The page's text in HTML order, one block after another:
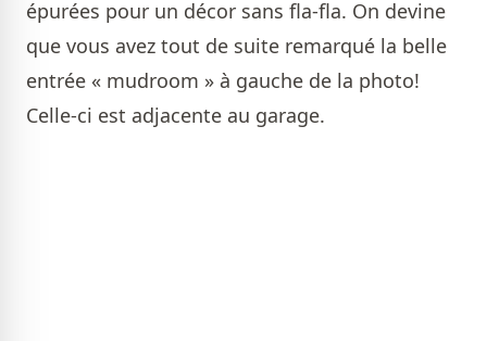
épurées pour un décor sans fla-fla. On devine
que vous avez tout de suite remarqué la belle
entrée « mudroom » à gauche de la photo!
Celle-ci est adjacente au garage.